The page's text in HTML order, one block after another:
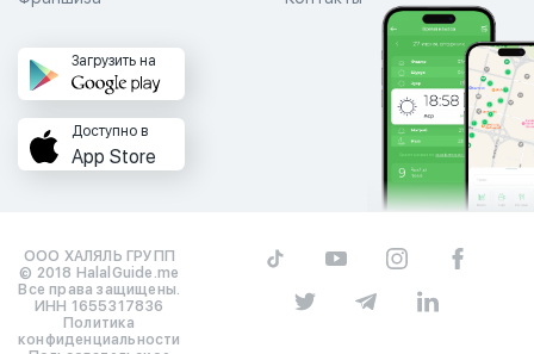
Загрузить на
Доступно в
App Store
ООО ХАЛЯЛЬ ГРУПП
© 2018 HalalGuide.me
Все права защищены.
ИНН 1655317836
Политика
конфиденциальности